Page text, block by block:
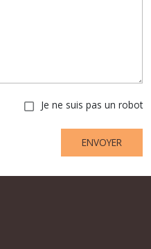
Je ne suis pas un robot
ENVOYER